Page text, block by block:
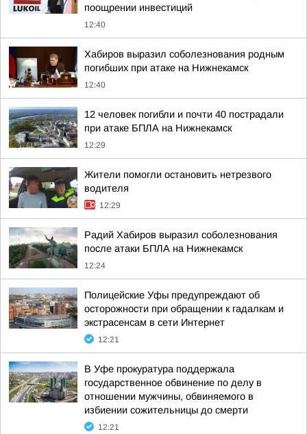
поощрении инвестиций
12:40
Хабиров выразил соболезнования родным
погибших при атаке на Нижнекамск
12:40
12 человек погибли и почти 40 пострадали
при атаке БПЛА на Нижнекамск
12:29
Жители помогли остановить нетрезвого
водителя
12:29
Радий Хабиров выразил соболезнования
после атаки БПЛА на Нижнекамск
12:24
Полицейские Уфы предупреждают об
осторожности при обращении к гадалкам и
экстрасенсам в сети Интернет
12:21
В Уфе прокуратура поддержала
государственное обвинение по делу в
отношении мужчины, обвиняемого в
избиении сожительницы до смерти
12:21